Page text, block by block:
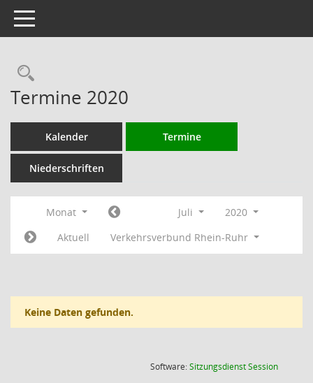
Toggle navigation
Rechercheauswahl
Termine 2020
Kalender Termine
Niederschriften
Monat Juli
2020
Aktuell
Verkehrsverbund Rhein-Ruhr
Keine Daten gefunden.
Software:SitzungsdienstSession(Wird in